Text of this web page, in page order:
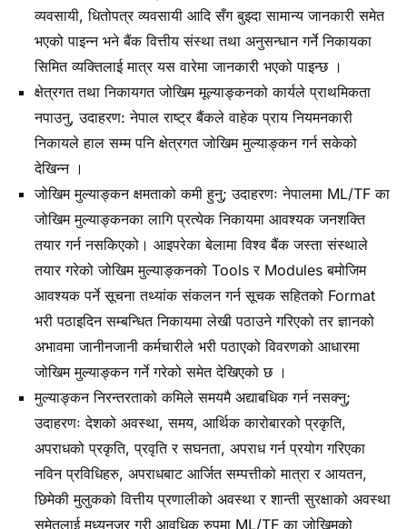
व्यवसायी, धितोपत्र व्यवसायी आदि सँग बुझ्दा सामान्य जानकारी समेत
भएको पाइन्न भने बैंक वित्तीय संस्था तथा अनुसन्धान गर्ने निकायका
सिमित व्यक्तिलाई मात्र यस वारेमा जानकारी भएको पाइन्छ ।
क्षेत्रगत तथा निकायगत जोखिम मूल्याङ्कनको कार्यले प्राथमिकता
नपाउनु, उदाहरण: नेपाल राष्ट्र बैंकले वाहेक प्राय नियमनकारी
निकायले हाल सम्म पनि क्षेत्रगत जोखिम मुल्याङ्कन गर्न सकेको
देखिन्न ।
जोखिम मुल्याङ्कन क्षमताको कमी हुनु; उदाहरणः नेपालमा ML/TF का
जोखिम मुल्याङ्कनका लागि प्रत्येक निकायमा आवश्यक जनशक्ति
तयार गर्न नसकिएको। आइपरेका बेलामा विश्व बैंक जस्ता संस्थाले
तयार गरेको जोखिम मुल्याङ्कनको Tools र Modules बमोजिम
आवश्यक पर्ने सूचना तथ्यांक संकलन गर्न सूचक सहितको Format
भरी पठाइदिन सम्बन्धित निकायमा लेखी पठाउने गरिएको तर ज्ञानको
अभावमा जानीनजानी कर्मचारीले भरी पठाएको विवरणको आधारमा
जोखिम मुल्याङ्कन गर्ने गरेको समेत देखिएको छ ।
मुल्याङ्कन निरन्तरताको कमिले समयमै अद्याबधिक गर्न नसक्नु;
उदाहरणः देशको अवस्था, समय, आर्थिक कारोबारको प्रकृति,
अपराधको प्रकृति, प्रवृति र सघनता, अपराध गर्न प्रयोग गरिएका
नविन प्रविधिहरु, अपराधबाट आर्जित सम्पत्तीको मात्रा र आयतन,
छिमेकी मुलुकको वित्तीय प्रणालीको अवस्था र शान्ती सुरक्षाको अवस्था
समेतलाई मध्यनजर गरी आवधिक रुपमा ML/TF का जोखिमको